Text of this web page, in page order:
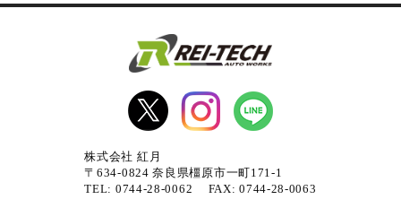
株式会社 紅月
〒634-0824 奈良県橿原市一町171-1
TEL: 0744-28-0062 FAX: 0744-28-0063